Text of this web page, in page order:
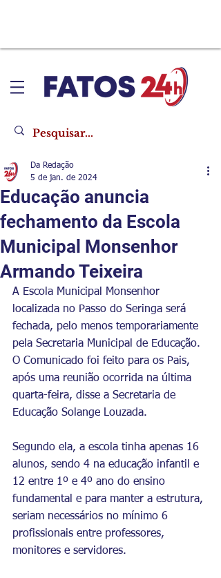
Educação anuncia
fechamento da Escola
Municipal Monsenhor
Armando Teixeira
Da Redação
5 de jan. de 2024
A Escola Municipal Monsenhor
localizada no Passo do Seringa será
fechada, pelo menos temporariamente
pela Secretaria Municipal de Educação.
O Comunicado foi feito para os Pais,
após uma reunião ocorrida na última
quarta-feira, disse a Secretaria de
Educação Solange Louzada.
Segundo ela, a escola tinha apenas 16
alunos, sendo 4 na educação infantil e
12 entre 1º e 4º ano do ensino
fundamental e para manter a estrutura,
seriam necessários no mínimo 6
profissionais entre professores,
monitores e servidores.